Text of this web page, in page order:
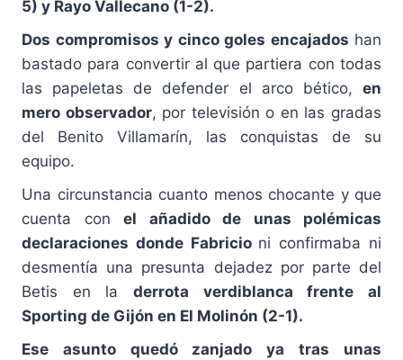
5) y Rayo Vallecano (1-2).
Dos compromisos y cinco goles encajados han
bastado para convertir al que partiera con todas
las papeletas de defender el arco bético, en
mero observador, por televisión o en las gradas
del Benito Villamarín, las conquistas de su
equipo.
Una circunstancia cuanto menos chocante y que
cuenta con el añadido de unas polémicas
declaraciones donde Fabricio ni confirmaba ni
desmentía una presunta dejadez por parte del
Betis en la derrota verdiblanca frente al
Sporting de Gijón en El Molinón (2-1).
Ese asunto quedó zanjado ya tras unas